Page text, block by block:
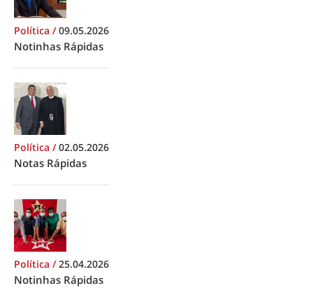
Política /09.05.2026
Notinhas Rápidas
Política /02.05.2026
Notas Rápidas
Política /25.04.2026
Notinhas Rápidas